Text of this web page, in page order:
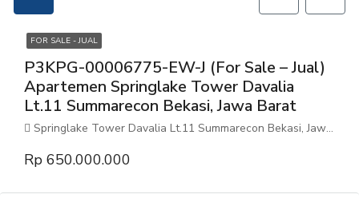
FOR SALE - JUAL
P3KPG-00006775-EW-J (For Sale – Jual)
Apartemen Springlake Tower Davalia
Lt.11 Summarecon Bekasi, Jawa Barat
Springlake Tower Davalia Lt.11 Summarecon Bekasi, Jawa Barat
Rp 650.000.000